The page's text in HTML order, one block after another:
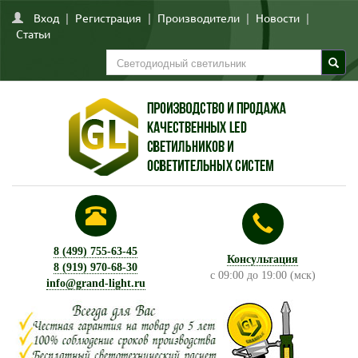
Вход | Регистрация | Производители | Новости |
Статьи
8 (499) 755-63-45
8 (919) 970-68-30
info@grand-light.ru
Консультация
с 09:00 до 19:00 (мск)